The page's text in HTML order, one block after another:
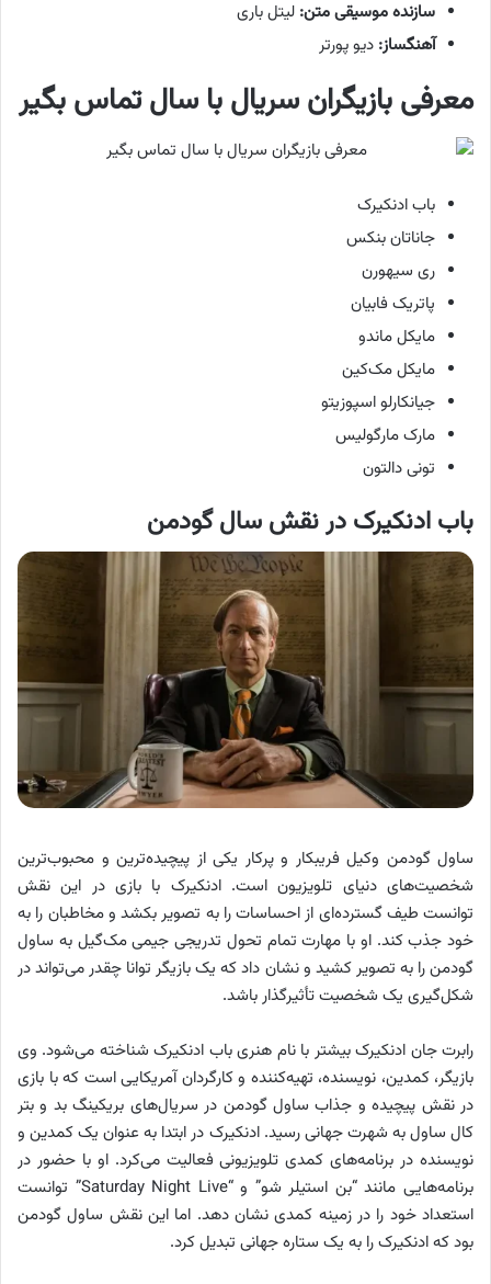
سازنده موسیقی متن: لیتل باری
آهنگساز: دیو پورتر
معرفی بازیگران سریال با سال تماس بگیر
باب ادنکیرک
جاناتان بنکس
ری سیهورن
پاتریک فابیان
مایکل ماندو
مایکل مک‌کین
جیانکارلو اسپوزیتو
مارک مارگولیس
تونی دالتون
باب ادنکیرک در نقش سال گودمن
ساول گودمن وکیل فریبکار و پرکار یکی از پیچیده‌ترین و محبوب‌ترین
شخصیت‌های دنیای تلویزیون است. ادنکیرک با بازی در این نقش
توانست طیف گسترده‌ای از احساسات را به تصویر بکشد و مخاطبان را به
خود جذب کند. او با مهارت تمام تحول تدریجی جیمی مک‌گیل به ساول
گودمن را به تصویر کشید و نشان داد که یک بازیگر توانا چقدر می‌تواند در
شکل‌گیری یک شخصیت تأثیرگذار باشد.
رابرت جان ادنکیرک بیشتر با نام هنری باب ادنکیرک شناخته می‌شود. وی
بازیگر، کمدین، نویسنده، تهیه‌کننده و کارگردان آمریکایی است که با بازی
در نقش پیچیده و جذاب ساول گودمن در سریال‌های بریکینگ بد و بتر
کال ساول به شهرت جهانی رسید. ادنکیرک در ابتدا به عنوان یک کمدین و
نویسنده در برنامه‌های کمدی تلویزیونی فعالیت می‌کرد. او با حضور در
برنامه‌هایی مانند “بن استیلر شو” و “Saturday Night Live” توانست
استعداد خود را در زمینه کمدی نشان دهد. اما این نقش ساول گودمن
بود که ادنکیرک را به یک ستاره جهانی تبدیل کرد.